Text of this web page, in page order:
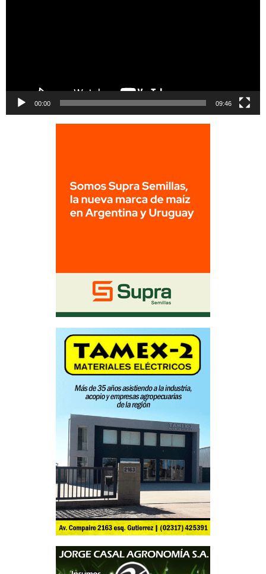
00:00 09:46